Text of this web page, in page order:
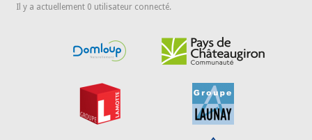
Il y a actuellement 0 utilisateur connecté.